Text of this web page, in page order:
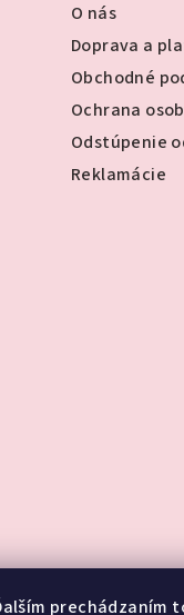
prechádzaním
O nás
Doprava a
Obchodné
Ochrana
Odstúpenie
Reklamácie